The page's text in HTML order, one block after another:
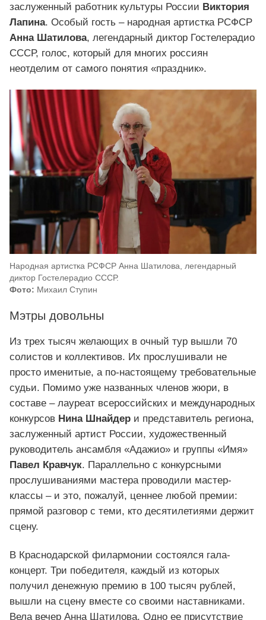
заслуженный работник культуры России Виктория
Лапина. Особый гость – народная артистка РСФСР
Анна Шатилова, легендарный диктор Гостелерадио
СССР, голос, который для многих россиян
неотделим от самого понятия «праздник».
Народная артистка РСФСР Анна Шатилова, легендарный
диктор Гостелерадио СССР.
Фото: Михаил Ступин
Мэтры довольны
Из трех тысяч желающих в очный тур вышли 70
солистов и коллективов. Их прослушивали не
просто именитые, а по-настоящему требовательные
судьи. Помимо уже названных членов жюри, в
составе – лауреат всероссийских и международных
конкурсов Нина Шнайдер и представитель региона,
заслуженный артист России, художественный
руководитель ансамбля «Адажио» и группы «Имя»
Павел Кравчук. Параллельно с конкурсными
прослушиваниями мастера проводили мастер-
классы – и это, пожалуй, ценнее любой премии:
прямой разговор с теми, кто десятилетиями держит
сцену.
В Краснодарской филармонии состоялся гала-
концерт. Три победителя, каждый из которых
получил денежную премию в 100 тысяч рублей,
вышли на сцену вместе со своими наставниками.
Вела вечер Анна Шатилова. Одно ее присутствие